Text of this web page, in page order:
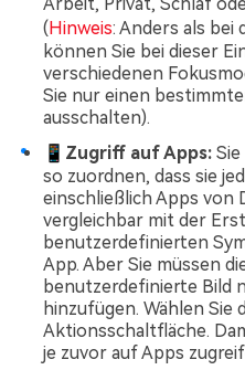
( Hinweis: Anders als
können Sie bei dieser
verschiedenen
Sie nur einen
ausschalten).
📱Zugriff auf Apps:
so zuordnen, dass sie
einschließlich Apps von
vergleichbar mit der
benutzerdefinierten
App. Aber Sie müssen
benutzerdefinierte Bild
hinzufügen. Wählen
Aktionsschaltfläche.
je zuvor auf Apps